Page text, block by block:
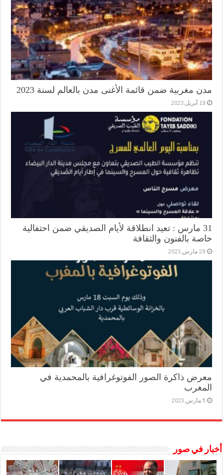
مدن مغربية ضمن قائمة الأغنى مدن بالعالم لسنة 2023
19 أبريل,2023
31 مارس : تعيد انطلاقة لأيام الصديقي ضمن احتفالية
خاصة بالفنون والثقافة
29 مارس,2023
معرض ذاكرة الصور الفوتوغرافية بالمحمدية في
المغرب
5 مارس,2023
أخبار في صور